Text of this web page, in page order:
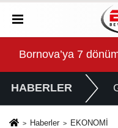
Gökeyüp
HABERLER
Haberler EKONOMİ